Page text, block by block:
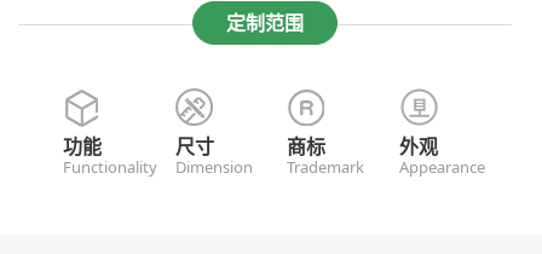
定制范围
功能
Functionality
尺寸
Dimension
商标
Trademark
外观
Appearance